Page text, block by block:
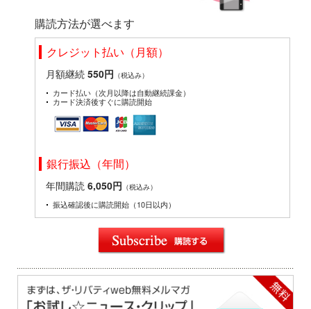
購読方法が選べます
クレジット払い（月額）
月額継続 550円 （税込み）
カード払い（次月以降は自動継続課金）
カード決済後すぐに購読開始
銀行振込（年間）
年間購読 6,050円 （税込み）
振込確認後に購読開始（10日以内）